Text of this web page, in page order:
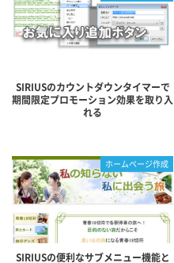
SIRIUSのカウントダウンタイマーで
期間限定プロモーション効果を取り入
れる
ホームページ作成
SIRIUSの便利なサブメニュー機能と